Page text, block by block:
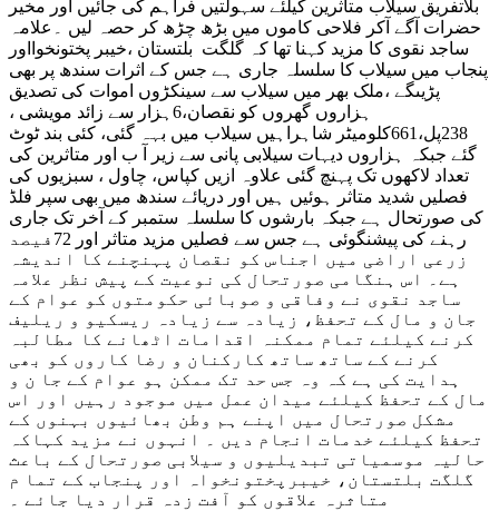
بلاتفریق سیلاب متاثرین کیلئے سہولتیں فراہم کی جائیں اور مخیر
حضرات آگے آکر فلاحی کاموں میں بڑھ چڑھ کر حصہ لیں ۔علامہ
ساجد نقوی کا مزید کہنا تھا کہ گلگت بلتستان ،خیبر پختونخوااور
پنجاب میں سیلاب کا سلسلہ جاری ہے جس کے اثرات سندھ پر بھی
پڑیںگے ،ملک بھر میں سیلاب سے سینکڑوں اموات کی تصدیق
ہزاروں گھروں کو نقصان،6ہزار سے زائد مویشی ،
238پل،661کلومیٹر شاہراہیں سیلاب میں بہہ گئی، کئی بند ٹوٹ
گئے جبکہ ہزاروں دیہات سیلابی پانی سے زیر آ ب اور متاثرین کی
تعداد لاکھوں تک پہنچ گئی علاوہ ازیں کپاس، چاول ، سبزیوں کی
فصلیں شدید متاثر ہوئیں ہیں اور دریائے سندھ میں بھی سپر فلڈ
کی صورتحال ہے جبکہ بارشوں کا سلسلہ ستمبر کے آخر تک جاری
رہنے کی پیشنگوئی ہے جس سے فصلیں مزید متاثر اور 72فیصد
زرعی اراضی میں اجناس کو نقصان پہنچنے کا اندیشہ
ہے۔ اس ہنگامی صورتحال کی نوعیت کے پیش نظر علامہ
ساجد نقوی نے وفاقی و صوبائی حکومتوں کو عوام کے
جان و مال کے تحفظ، زیادہ سے زیادہ ریسکیو و ریلیف
کرنے کیلئے تمام ممکنہ اقدامات اٹھانے کا مطالبہ
کرنے کے ساتھ ساتھ کارکنان و رضا کاروں کو بھی
ہدایت کی ہے کہ وہ جس حد تک ممکن ہو عوام کے جا ن و
مال کے تحفظ کیلئے میدان عمل میں موجود رہیں اور اس
مشکل صورتحال میں اپنے ہم وطن بھائیوں بہنوں کے
تحفظ کیلئے خدمات انجام دیں ۔ انہوں نے مزید کہاکہ
حالیہ موسمیاتی تبدیلیوں و سیلابی صورتحال کے باعث
گلگت بلتستان، خیبرپختونخواہ اور پنجاب کے تما م
متاثرہ علاقوں کو آفت زدہ قرار دیا جائے ۔